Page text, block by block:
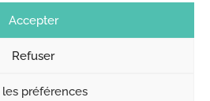
Accepter
Refuser
les préférences